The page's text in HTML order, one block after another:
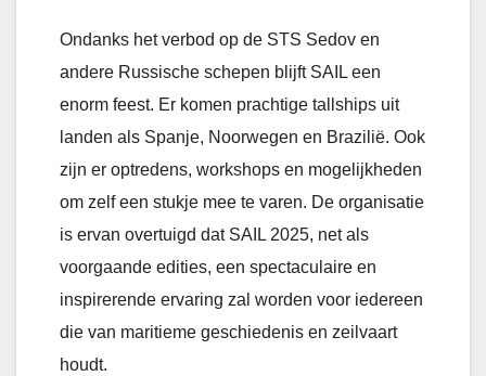
Ondanks het verbod op de STS Sedov en
andere Russische schepen blijft SAIL een
enorm feest. Er komen prachtige tallships uit
landen als Spanje, Noorwegen en Brazilië. Ook
zijn er optredens, workshops en mogelijkheden
om zelf een stukje mee te varen. De organisatie
is ervan overtuigd dat SAIL 2025, net als
voorgaande edities, een spectaculaire en
inspirerende ervaring zal worden voor iedereen
die van maritieme geschiedenis en zeilvaart
houdt.